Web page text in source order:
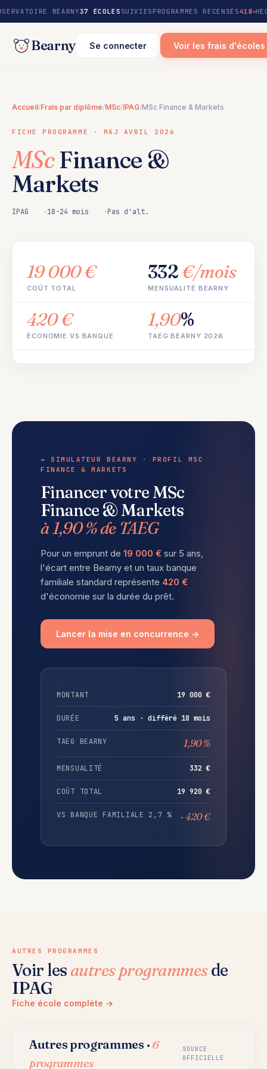
contenu BEARNY37 ÉCOLESSUIVIESPROGRAMMES RECENSÉS418
Bearny Se connecter Voir les frais d'écoles
Accueil/Frais par diplôme/MSc/IPAG/MSc Finance & Markets
FICHE PROGRAMME · MAJ AVRIL 2026
MScFinance &
Markets
IPAG 18-24 mois Pas d'alt.
19 000 €
COÛT TOTAL
332€/mois
MENSUALITÉ BEARNY
420 €
ÉCONOMIE VS BANQUE
1,90%
TAEG BEARNY 2026
→ SIMULATEUR BEARNY · PROFIL MSC
FINANCE & MARKETS
Financer votre MSc
Finance & Markets
à 1,90 % de TAEG
Pour un emprunt de 19 000 € sur 5 ans,
l'écart entre Bearny et un taux banque
familiale standard représente 420 €
d'économie sur la durée du prêt.
Lancer la mise en concurrence →
MONTANT 19 000 €
DURÉE 5 ans · différé 18 mois
TAEG BEARNY 1,90 %
MENSUALITÉ 332 €
COÛT TOTAL 19 920 €
VS BANQUE FAMILIALE 2,7 % - 420 €
AUTRES PROGRAMMES
Voir lesautres programmesde
IPAG
Fiche école complète →
Autres programmes · 6
programmes
SOURCE
OFFICIELLE